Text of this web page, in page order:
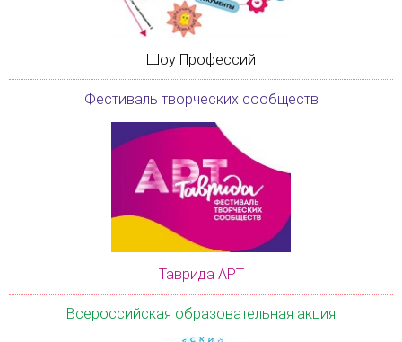
Шоу Профессий
Фестиваль творческих сообществ
Таврида АРТ
Всероссийская образовательная акция